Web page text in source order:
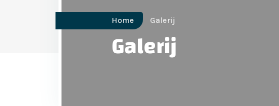
Home Galerij
Galerij